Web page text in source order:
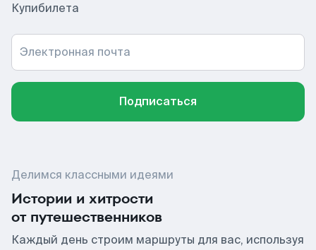
Купибилета
Электронная почта
Подписаться
Делимся классными идеями
Истории и хитрости
от путешественников
Каждый день строим маршруты для вас, используя